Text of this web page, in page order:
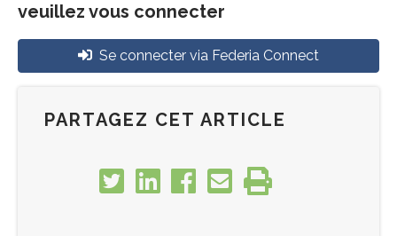
veuillez vous connecter
Se connecter via Federia Connect
PARTAGEZ CET ARTICLE